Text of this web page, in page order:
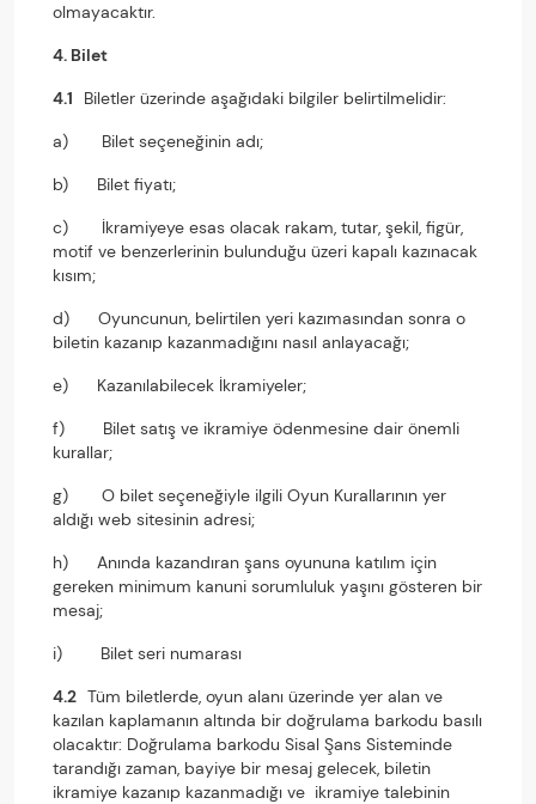
olmayacaktır.
4. Bilet
4.1 Biletler üzerinde aşağıdaki bilgiler belirtilmelidir:
a) Bilet seçeneğinin adı;
b) Bilet fiyatı;
c) İkramiyeye esas olacak rakam, tutar, şekil, figür,
motif ve benzerlerinin bulunduğu üzeri kapalı kazınacak
kısım;
d) Oyuncunun, belirtilen yeri kazımasından sonra o
biletin kazanıp kazanmadığını nasıl anlayacağı;
e) Kazanılabilecek İkramiyeler;
f) Bilet satış ve ikramiye ödenmesine dair önemli
kurallar;
g) O bilet seçeneğiyle ilgili Oyun Kurallarının yer
aldığı web sitesinin adresi;
h) Anında kazandıran şans oyununa katılım için
gereken minimum kanuni sorumluluk yaşını gösteren bir
mesaj;
i) Bilet seri numarası
4.2 Tüm biletlerde, oyun alanı üzerinde yer alan ve
kazılan kaplamanın altında bir doğrulama barkodu basılı
olacaktır: Doğrulama barkodu Sisal Şans Sisteminde
tarandığı zaman, bayiye bir mesaj gelecek, biletin
ikramiye kazanıp kazanmadığı ve ikramiye talebinin